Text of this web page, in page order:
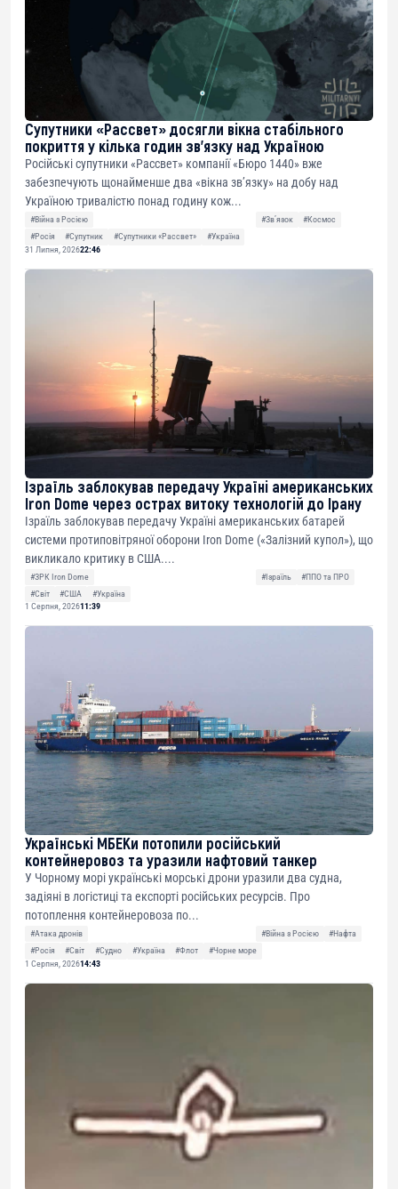
Супутники «Рассвет» досягли вікна стабільного
покриття у кілька годин зв’язку над Україною
Російські супутники «Рассвет» компанії «Бюро 1440» вже
забезпечують щонайменше два «вікна зв’язку» на добу над
Україною тривалістю понад годину кож...
#Війна з Росією #Звʼязок
#Космос
#Росія
#Супутник #Супутники «Рассвет»
#Україна
31 Липня, 202622:46
Ізраїль заблокував передачу Україні американських
Iron Dome через острах витоку технологій до Ірану
Ізраїль заблокував передачу Україні американських батарей
системи протиповітряної оборони Iron Dome («Залізний купол»), що
викликало критику в США....
#ЗРК Iron Dome #Ізраїль
#ППО та ПРО
#Світ
#США
#Україна
1 Серпня, 202611:39
Українські МБЕКи потопили російський
контейнеровоз та уразили нафтовий танкер
У Чорному морі українські морські дрони уразили два судна,
задіяні в логістиці та експорті російських ресурсів. Про
потоплення контейнеровоза по...
#Атака дронів #Війна з Росією
#Нафта
#Росія
#Світ #Судно #Україна #Флот
#Чорне море
1 Серпня, 202614:43